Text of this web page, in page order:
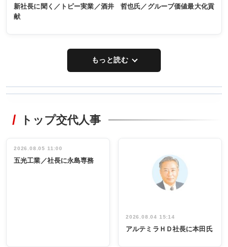
新社長に聞く／トピー実業／酒井 哲也氏／グループ価値最大化貢
献
もっと読む
非鉄業界で
インタビュ
ー／社内ア
タックトレー
祝う 業界関
係者ら220人
出席
トップ交代人事
2026.08.05 11:00
五光工業／社長に永島専務
2026.08.04 15:14
アルテミラＨＤ社長に本田氏